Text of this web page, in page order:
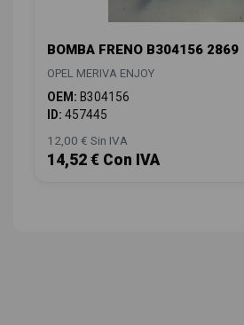
BOMBA FRENO B304156 2869
OPEL MERIVA ENJOY
OEM: B304156
ID: 457445
12,00 € Sin IVA
14,52 € Con IVA